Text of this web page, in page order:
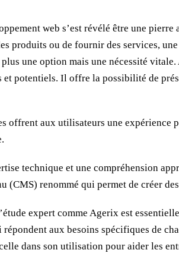
web s’est révélé être une
produits ou de fournir des services,
une option mais une nécessité
potentiels. Il offre la possibilité de
aux utilisateurs une expérience
technique et une compréhension
(CMS) renommé qui permet de créer
expert comme Agerix est
aux besoins spécifiques de
dans son utilisation pour aider les